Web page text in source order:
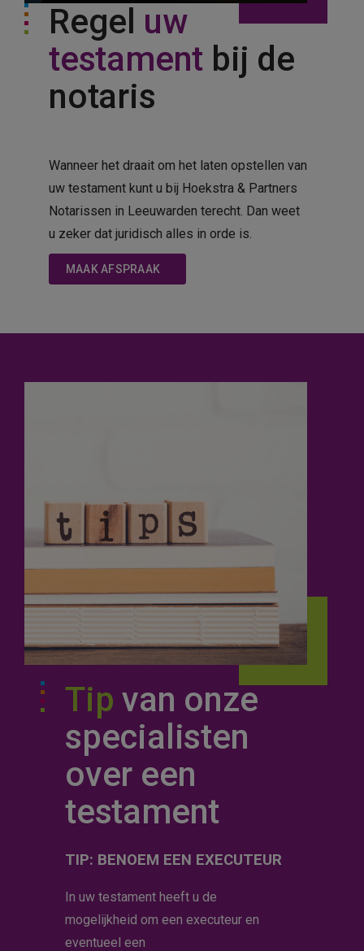
Regel uw
testament bij de
notaris
Wanneer het draait om het laten opstellen van
uw testament kunt u bij Hoekstra & Partners
Notarissen in Leeuwarden terecht. Dan weet
u zeker dat juridisch alles in orde is.
MAAK AFSPRAAK
Tip van onze
specialisten
over een
testament
TIP: BENOEM EEN EXECUTEUR
In uw testament heeft u de
mogelijkheid om een executeur en
eventueel een